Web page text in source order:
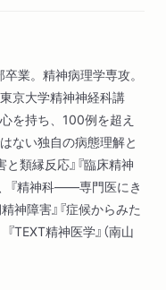
業。精神病理学専攻。
京大学精神神経科講
を持ち、100例を超え
ない独自の病態理解と
類縁反応』『臨床精神
、『精神科――専門医にき
神障害』『症候からみた
TEXT精神医学』（南山